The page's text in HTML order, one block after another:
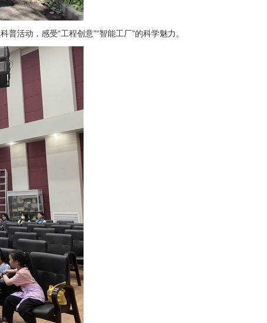
普活动，感受“工程创意”“智能工厂”的科学魅力。